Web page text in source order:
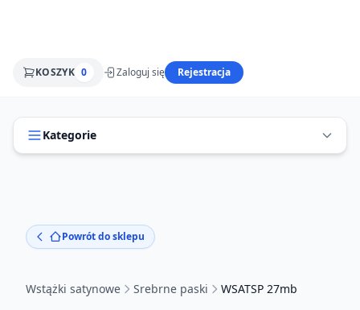
KOSZYK 0 Zaloguj się Rejestracja
Kategorie
Powrót do sklepu
Wstążki satynowe Srebrne paski WSATSP 27mb